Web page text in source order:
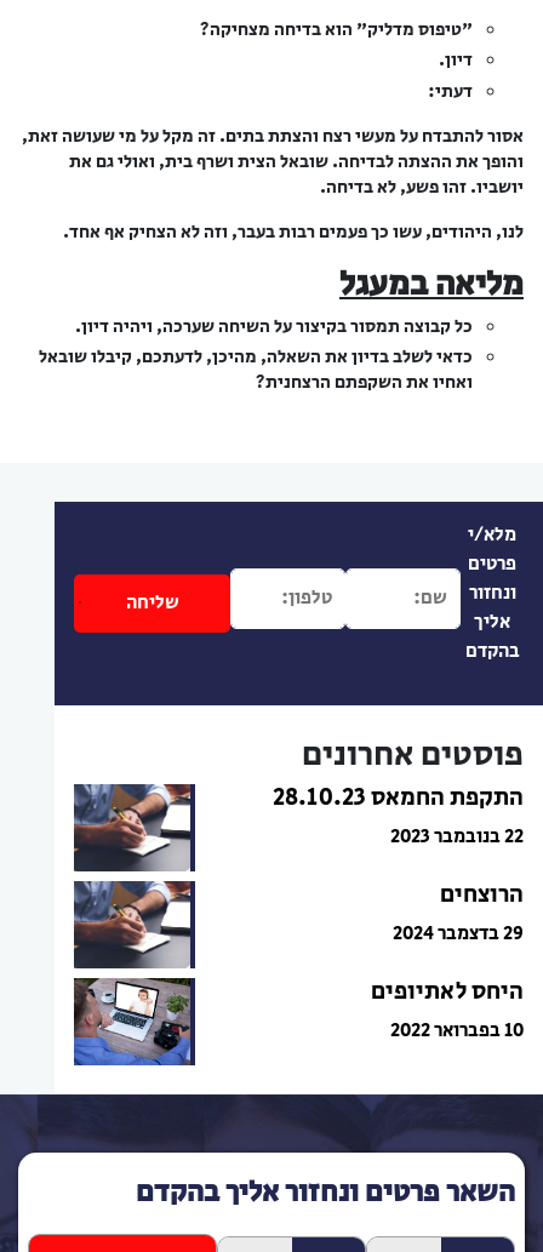
"טיפוס מדליק" הוא בדיחה מצחיקה?
דיון.
דעתי:
אסור להתבדח על מעשי רצח והצתת בתים. זה מקל על מי שעושה זאת,
והופך את ההצתה לבדיחה. שובאל הצית ושרף בית, ואולי גם את
יושביו. זהו פשע, לא בדיחה.
לנו, היהודים, עשו כך פעמים רבות בעבר, וזה לא הצחיק אף אחד.
מליאה במעגל
כל קבוצה תמסור בקיצור על השיחה שערכה, ויהיה דיון.
כדאי לשלב בדיון את השאלה, מהיכן, לדעתכם, קיבלו שובאל
ואחיו את השקפתם הרצחנית?
מלא/י
פרטים
ונחזור
אליך
בהקדם
פוסטים אחרונים
התקפת החמאס 28.10.23
22 בנובמבר 2023
הרוצחים
29 בדצמבר 2024
היחס לאתיופים
10 בפברואר 2022
השאר פרטים ונחזור אליך בהקדם